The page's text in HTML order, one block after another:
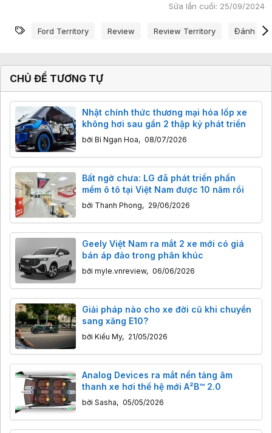
Sửa lần cuối: 25/09/2024
Từ khóa
Ford Territory Review Review Territory Đánh Giá
CHỦ ĐỀ TƯƠNG TỰ
Nhật chính thức thương mại hóa lốp xe
không hơi sau gần 2 thập kỷ phát triển
bởi Bỉ Ngạn Hoa, 08/07/2026
Bất ngờ chưa: LG đã phát triển phần
mềm ô tô tại Việt Nam được 10 năm rồi
bởi Thanh Phong, 29/06/2026
Geely Việt Nam ra mắt 2 xe mới có giá
bán áp đảo trong phân khúc
bởi myle.vnreview, 06/06/2026
Giải pháp nào cho xe đời cũ khi chuyển
sang xăng E10?
bởi Kiều My, 21/05/2026
Analog Devices ra mắt nền tảng âm
thanh xe hơi thế hệ mới A²B™ 2.0
bởi Sasha, 05/05/2026